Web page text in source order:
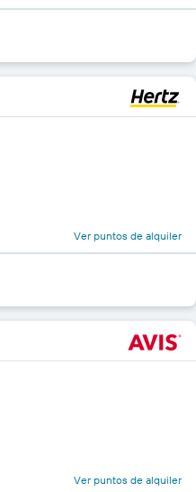
Ver puntos de alquiler
Ver puntos de alquiler